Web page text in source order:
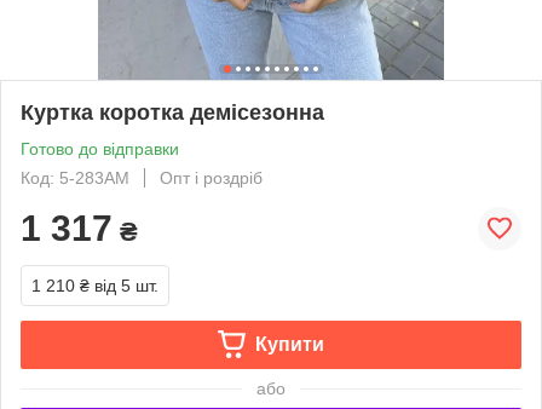
Куртка коротка демісезонна
Готово до відправки
Код: 5-283АМ
Опт і роздріб
1 317 ₴
1 210 ₴ від 5 шт.
Купити
або